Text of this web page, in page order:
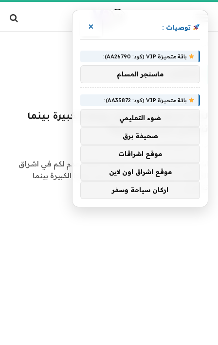
لماذا تزدهر أميركا رغم ديونها الكبيرة بينما
تنتكس البلدان النامية؟
بواسطة
اشراق العالم 24 متابعات عالمية عاجلة: نقدم لكم في اشراق
العالم24 خبر “لماذا تزدهر أميركا رغم ديونها الكبيرة بينما
توصيات : ×
باقة متميزة VIP (كود: AA26790):
ماسنجر المسلم
باقة متميزة VIP (كود: AA35872):
ضوء التعليمي
صحيفة برق
موقع اشراقات
موقع اشراق اون لاين
اركان سياحة وسفر